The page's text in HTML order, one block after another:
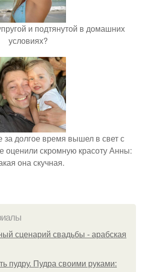
и подтянутой в домашних
условиях?
за долгое время вышел в свет с
оценили скромную красоту Анны:
она скучная.
сценарий свадьбы - арабская
пудру. Пудра своими руками: